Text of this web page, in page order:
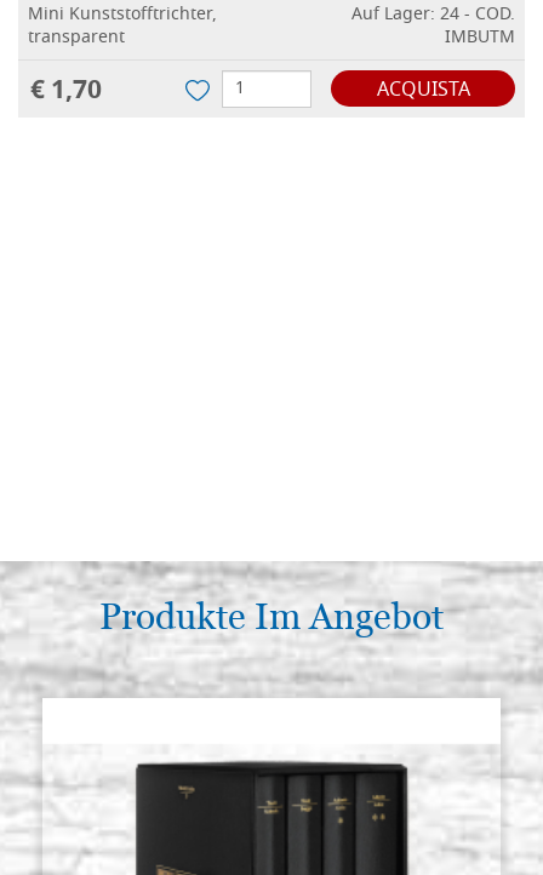
Mini Kunststofftrichter,
transparent
Auf Lager: 24 - COD.
IMBUTM
€ 1,70 ACQUISTA
Produkte Im Angebot